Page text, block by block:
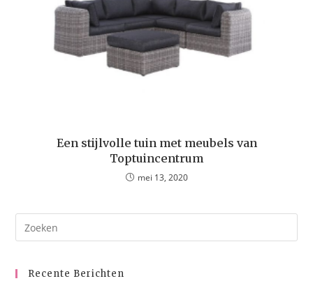
Een stijlvolle tuin met meubels van
Toptuincentrum
mei 13, 2020
Recente Berichten